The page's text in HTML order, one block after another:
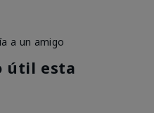
a un amigo
útil esta